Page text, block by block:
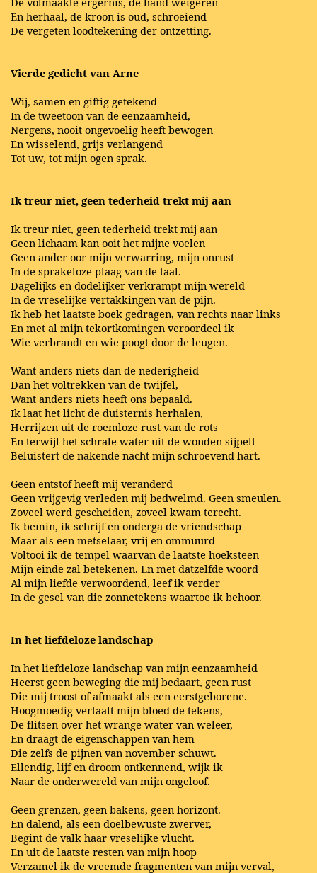
En herhaal, de kroon is oud, schroeiend
De vergeten loodtekening der ontzetting.
Vierde gedicht van Arne
Wij, samen en giftig getekend
In de tweetoon van de eenzaamheid,
Nergens, nooit ongevoelig heeft bewogen
En wisselend, grijs verlangend
Tot uw, tot mijn ogen sprak.
Ik treur niet, geen tederheid trekt mij aan
Ik treur niet, geen tederheid trekt mij aan
Geen lichaam kan ooit het mijne voelen
Geen ander oor mijn verwarring, mijn onrust
In de sprakeloze plaag van de taal.
Dagelijks en dodelijker verkrampt mijn wereld
In de vreselijke vertakkingen van de pijn.
Ik heb het laatste boek gedragen, van rechts naar links
En met al mijn tekortkomingen veroordeel ik
Wie verbrandt en wie poogt door de leugen.
Want anders niets dan de nederigheid
Dan het voltrekken van de twijfel,
Want anders niets heeft ons bepaald.
Ik laat het licht de duisternis herhalen,
Herrijzen uit de roemloze rust van de rots
En terwijl het schrale water uit de wonden sijpelt
Beluistert de nakende nacht mijn schroevend hart.
Geen entstof heeft mij veranderd
Geen vrijgevig verleden mij bedwelmd. Geen smeulen.
Zoveel werd gescheiden, zoveel kwam terecht.
Ik bemin, ik schrijf en onderga de vriendschap
Maar als een metselaar, vrij en ommuurd
Voltooi ik de tempel waarvan de laatste hoeksteen
Mijn einde zal betekenen. En met datzelfde woord
Al mijn liefde verwoordend, leef ik verder
In de gesel van die zonnetekens waartoe ik behoor.
In het liefdeloze landschap
In het liefdeloze landschap van mijn eenzaamheid
Heerst geen beweging die mij bedaart, geen rust
Die mij troost of afmaakt als een eerstgeborene.
Hoogmoedig vertaalt mijn bloed de tekens,
De flitsen over het wrange water van weleer,
En draagt de eigenschappen van hem
Die zelfs de pijnen van november schuwt.
Ellendig, lijf en droom ontkennend, wijk ik
Naar de onderwereld van mijn ongeloof.
Geen grenzen, geen bakens, geen horizont.
En dalend, als een doelbewuste zwerver,
Begint de valk haar vreselijke vlucht.
En uit de laatste resten van mijn hoop
Verzamel ik de vreemde fragmenten van mijn verval,